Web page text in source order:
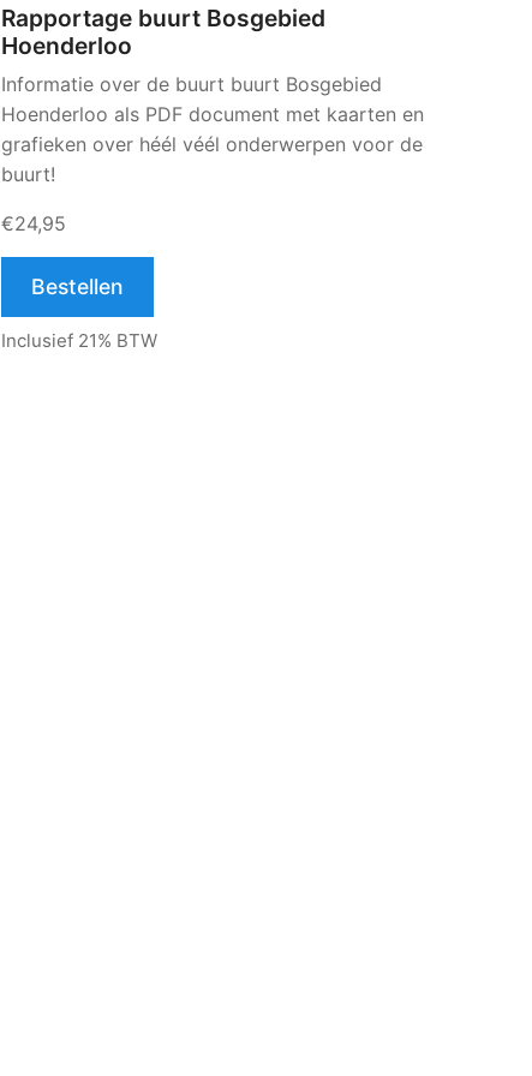
Rapportage buurt Bosgebied
Hoenderloo
Informatie over de buurt buurt Bosgebied
Hoenderloo als PDF document met kaarten en
grafieken over héél véél onderwerpen voor de
buurt!
€24,95
Bestellen
Inclusief 21% BTW